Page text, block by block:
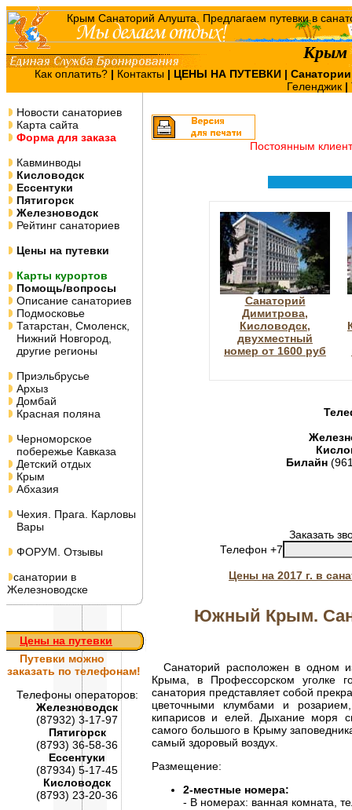
Крым
Как оплатить? | Контакты | ЦЕНЫ НА ПУТЕВКИ |
Геленджик |
Новости санаториев
Карта сайта
Форма для заказа
Кавминводы
Кисловодск
Ессентуки
Пятигорск
Железноводск
Рейтинг санаториев
Цены на путевки
Карты курортов
Помощь/вопросы
Описание санаториев
Подмосковье
Татарстан, Смоленск,
Нижний Новгород,
другие регионы
Приэльбрусье
Архыз
Домбай
Красная поляна
Черноморское
побережье Кавказа
Детский отдых
Крым
Абхазия
Чехия. Прага. Карловы
Вары
ФОРУМ. Отзывы
санатории в
Железноводске
Цены на путевки
Путевки можно
заказать по телефонам!
Телефоны операторов:
Железноводск
(87932) 3-17-97
Пятигорск
(8793) 36-58-36
Ессентуки
(87934) 5-17-45
Кисловодск
(8793) 23-20-36
Постоянным
Санаторий
Димитрова,
Кисловодск,
двухместный
номер от 1600 руб
Билайн
Заказать
Телефон +7
Цены на 2017 г. в
Южный Крым.
Санаторий расположен в одном
Крыма, в Профессорском уголке
санатория представляет собой
цветочными клумбами и
кипарисов и елей. Дыхание моря
самого большого в Крыму
самый здоровый воздух.
Размещение:
2-местные номера:
- В номерах: ванная комната,